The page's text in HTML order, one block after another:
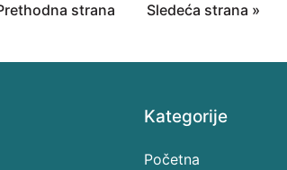
strana Sledeća strana »
Kategorije
Početna